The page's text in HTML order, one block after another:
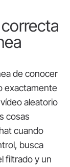
de conocer
exactamente
aleatorio
cosas
cuando
busca
filtrado y un